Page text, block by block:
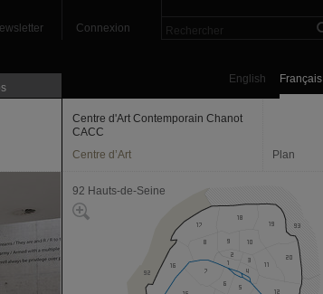
Connexion
Français
English
Centre d'Art Contemporain Chanot
CACC
Centre d’Art
Plan
92 Hauts-de-Seine